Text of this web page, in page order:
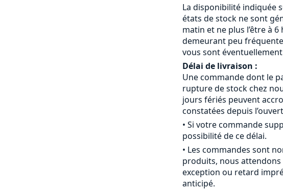
La disponibilité indiquée
états de stock ne sont
matin et ne plus l’être à
demeurant peu
vous sont
Délai de livraison :
Une commande dont le
rupture de stock chez
jours fériés peuvent
constatées depuis
• Si votre commande
possibilité de ce délai.
• Les commandes sont
produits, nous attendons
exception ou retard
anticipé.